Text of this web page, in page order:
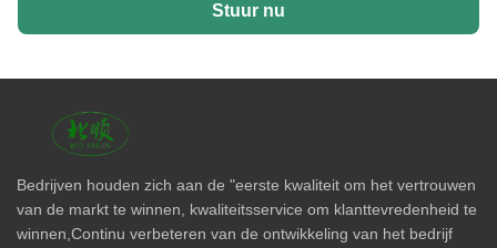
Stuur nu
Bedrijven houden zich aan de "eerste kwaliteit om het vertrouwen
van de markt te winnen, kwaliteitsservice om klanttevredenheid te
winnen,Continu verbeteren van de ontwikkeling van het bedrijf